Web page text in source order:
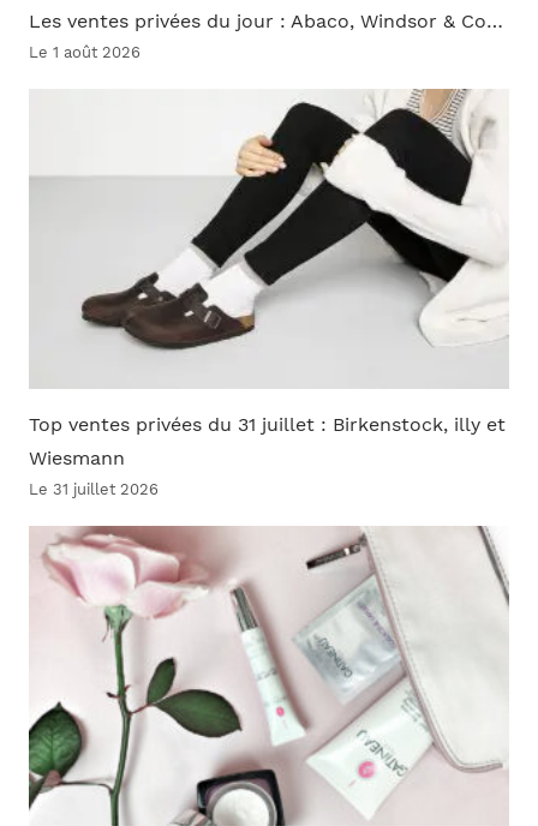
Les ventes privées du jour : Abaco, Windsor & Co…
Le 1 août 2026
Top ventes privées du 31 juillet : Birkenstock, illy et
Wiesmann
Le 31 juillet 2026